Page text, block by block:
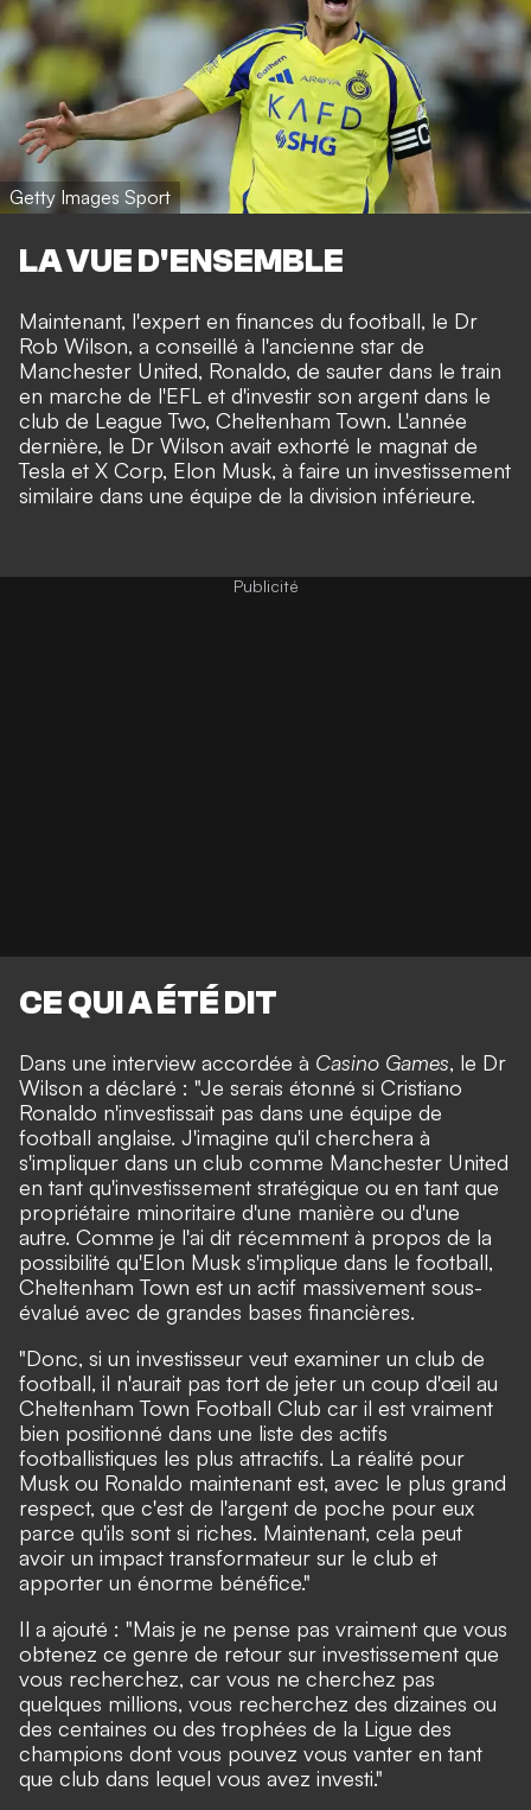
Getty Images Sport
LA VUE D'ENSEMBLE
Maintenant, l'expert en finances du football, le Dr
Rob Wilson, a conseillé à l'ancienne star de
Manchester United, Ronaldo, de sauter dans le train
en marche de l'EFL et d'investir son argent dans le
club de League Two, Cheltenham Town. L'année
dernière, le Dr Wilson avait exhorté le magnat de
Tesla et X Corp, Elon Musk, à faire un investissement
similaire dans une équipe de la division inférieure.
CE QUI A ÉTÉ DIT
Dans une interview accordée à Casino Games, le Dr
Wilson a déclaré : "Je serais étonné si Cristiano
Ronaldo n'investissait pas dans une équipe de
football anglaise. J'imagine qu'il cherchera à
s'impliquer dans un club comme Manchester United
en tant qu'investissement stratégique ou en tant que
propriétaire minoritaire d'une manière ou d'une
autre. Comme je l'ai dit récemment à propos de la
possibilité qu'Elon Musk s'implique dans le football,
Cheltenham Town est un actif massivement sous-
évalué avec de grandes bases financières.
"Donc, si un investisseur veut examiner un club de
football, il n'aurait pas tort de jeter un coup d'œil au
Cheltenham Town Football Club car il est vraiment
bien positionné dans une liste des actifs
footballistiques les plus attractifs. La réalité pour
Musk ou Ronaldo maintenant est, avec le plus grand
respect, que c'est de l'argent de poche pour eux
parce qu'ils sont si riches. Maintenant, cela peut
avoir un impact transformateur sur le club et
apporter un énorme bénéfice."
Il a ajouté : "Mais je ne pense pas vraiment que vous
obtenez ce genre de retour sur investissement que
vous recherchez, car vous ne cherchez pas
quelques millions, vous recherchez des dizaines ou
des centaines ou des trophées de la Ligue des
champions dont vous pouvez vous vanter en tant
que club dans lequel vous avez investi."